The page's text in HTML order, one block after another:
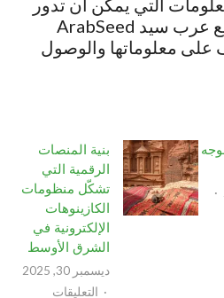
التي يمكن أن تدور
حول موضوع رابط موقع عرب سيد ArabSeed
على معلوماتها والوصول
بنية المنصات
الرقمية التي
تشكّل منظومات
الكازينوهات
الإلكترونية في
الشرق الأوسط
ديسمبر 30, 2025
التعليقات